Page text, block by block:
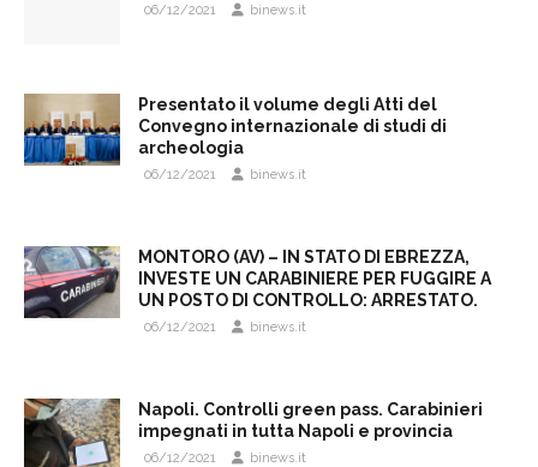
06/12/2021 binews.it
Presentato il volume degli Atti del
Convegno internazionale di studi di
archeologia
06/12/2021 binews.it
MONTORO (AV) – IN STATO DI EBREZZA,
INVESTE UN CARABINIERE PER FUGGIRE A
UN POSTO DI CONTROLLO: ARRESTATO.
06/12/2021 binews.it
Napoli. Controlli green pass. Carabinieri
impegnati in tutta Napoli e provincia
06/12/2021 binews.it